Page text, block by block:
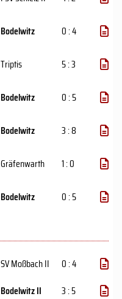
Bodelwitz
0 : 4
Triptis
5 : 3
Bodelwitz
0 : 5
Bodelwitz
3 : 8
Gräfenwarth
1 : 0
Bodelwitz 0 : 5
SV Moßbach II
0 : 4
Bodelwitz II
3 : 5